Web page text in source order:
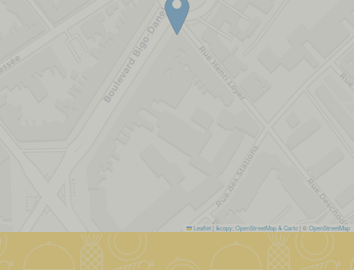
Leaflet &copy; OpenStreetMap & Carto | ©OpenStreetMap